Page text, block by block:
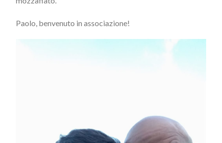
Paolo, benvenuto in associazione!